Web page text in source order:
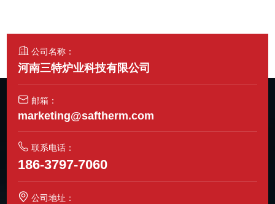
公司名称：
河南三特炉业科技有限公司
邮箱：
marketing@saftherm.com
联系电话：
186-3797-7060
公司地址：